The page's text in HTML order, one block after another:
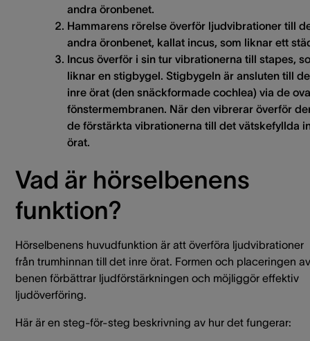
andra öronbenet.
Hammarens rörelse överför ljudvibrationer till
andra öronbenet, kallat incus, som liknar ett
Incus överför i sin tur vibrationerna till stapes,
liknar en stigbygel. Stigbygeln är ansluten till
inre örat (den snäckformade cochlea) via de
fönstermembranen. När den vibrerar överför
de förstärkta vibrationerna till det vätskefyllda
örat.
Vad är hörselbenens
funktion?
Hörselbenens huvudfunktion är att överföra ljudvibrationer
från trumhinnan till det inre örat. Formen och placeringen av
benen förbättrar ljudförstärkningen och möjliggör effektiv
ljudöverföring.
Här är en steg-för-steg beskrivning av hur det fungerar: